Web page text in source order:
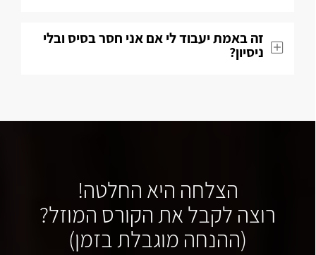
זה באמת יעבוד לי אם אני חסר בסיס ובלי
ניסיון?
הצלחה היא החלטה!
רוצה לקבל את הקורס המוזל?
(ההנחה מוגבלת בזמן)